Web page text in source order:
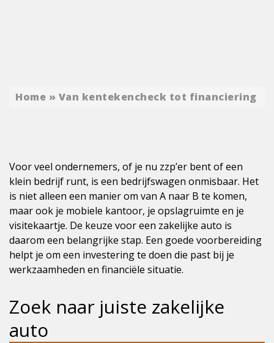
Home » Van kentekencheck tot financiering
Voor veel ondernemers, of je nu zzp’er bent of een
klein bedrijf runt, is een bedrijfswagen onmisbaar. Het
is niet alleen een manier om van A naar B te komen,
maar ook je mobiele kantoor, je opslagruimte en je
visitekaartje. De keuze voor een zakelijke auto is
daarom een belangrijke stap. Een goede voorbereiding
helpt je om een investering te doen die past bij je
werkzaamheden en financiële situatie.
Zoek naar juiste zakelijke
auto